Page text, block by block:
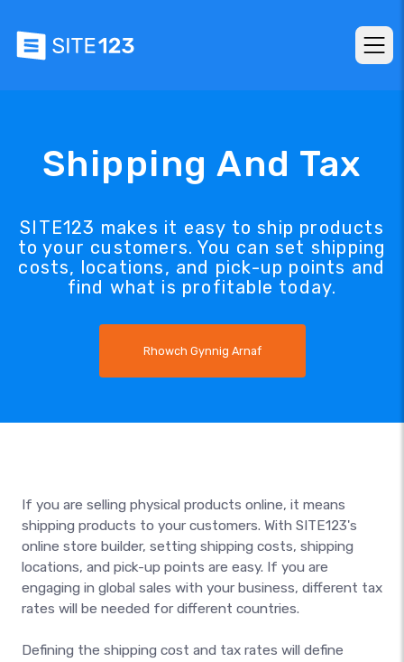
Shipping And Tax
SITE123 makes it easy to ship products
to your customers. You can set shipping
costs, locations, and pick-up points and
find what is profitable today.
Rhowch Gynnig Arnaf
If you are selling physical products online, it means
shipping products to your customers. With SITE123's
online store builder, setting shipping costs, shipping
locations, and pick-up points are easy. If you are
engaging in global sales with your business, different tax
rates will be needed for different countries.
Defining the shipping cost and tax rates will define